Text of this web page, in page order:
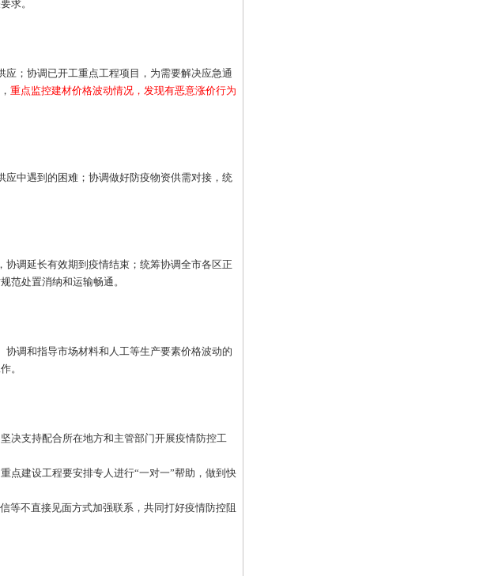
求。
；协调已开工重点工程项目，为需要解决应急通
重点监控建材价格波动情况，发现有恶意涨价行为
中遇到的困难；协调做好防疫物资供需对接，统
调延长有效期到疫情结束；统筹协调全市各区正
范处置消纳和运输畅通。
调和指导市场材料和人工等生产要素价格波动的
。
支持配合所在地方和主管部门开展疫情防控工
建设工程要安排专人进行“一对一”帮助，做到快
不直接见面方式加强联系，共同打好疫情防控阻